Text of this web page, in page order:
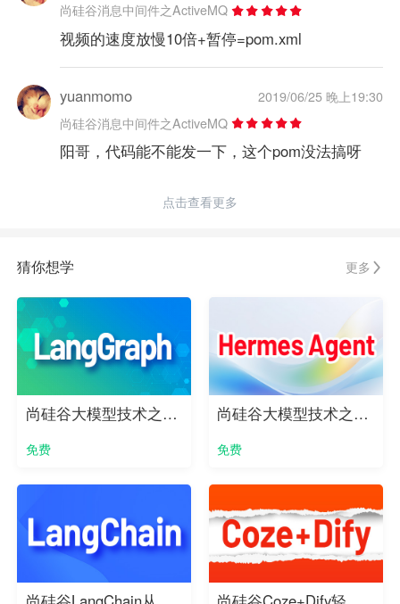
尚硅谷消息中间件之ActiveMQ
视频的速度放慢10倍+暂停=pom.xml
yuanmomo
2019/06/25 晚上19:30
尚硅谷消息中间件之ActiveMQ
阳哥，代码能不能发一下，这个pom没法搞呀
点击查看更多
猜你想学 更多
尚硅谷大模型技术之LangGraph实战教程
免费
尚硅谷大模型技术之Hermes Agent实战教程
免费